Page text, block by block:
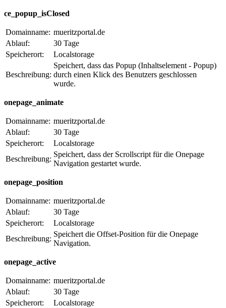
ce_popup_isClosed
Domainname: mueritzportal.de
Ablauf:
30 Tage
Speicherort:
Localstorage
Beschreibung:
Speichert, dass das Popup (Inhaltselement - Popup)
durch einen Klick des Benutzers geschlossen
wurde.
onepage_animate
Domainname: mueritzportal.de
Ablauf:
30 Tage
Speicherort:
Localstorage
Beschreibung:
Speichert, dass der Scrollscript für die Onepage
Navigation gestartet wurde.
onepage_position
Domainname: mueritzportal.de
Ablauf:
30 Tage
Speicherort:
Localstorage
Beschreibung:
Speichert die Offset-Position für die Onepage
Navigation.
onepage_active
Domainname: mueritzportal.de
Ablauf:
30 Tage
Speicherort:
Localstorage